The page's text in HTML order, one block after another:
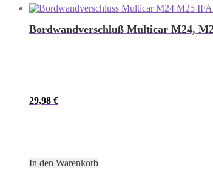
Bordwandverschluß Multicar M24,
29,98 €
In den Warenkorb